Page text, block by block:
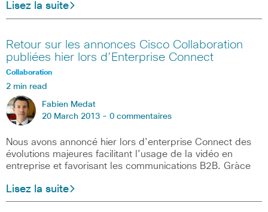
Lisez la suite
Retour sur les annonces Cisco Collaboration
publiées hier lors d’Enterprise Connect
Collaboration
2 min read
Fabien Medat
20 March 2013 - 0 commentaires
Nous avons annoncé hier lors d’enterprise Connect des
évolutions majeures facilitant l’usage de la vidéo en
entreprise et favorisant les communications B2B. Gràce
Lisez la suite